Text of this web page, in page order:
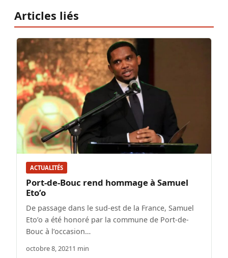
Articles liés
ACTUALITÉS
Port-de-Bouc rend hommage à Samuel
Eto’o
De passage dans le sud-est de la France, Samuel
Eto’o a été honoré par la commune de Port-de-
Bouc à l’occasion…
octobre 8, 20211 min